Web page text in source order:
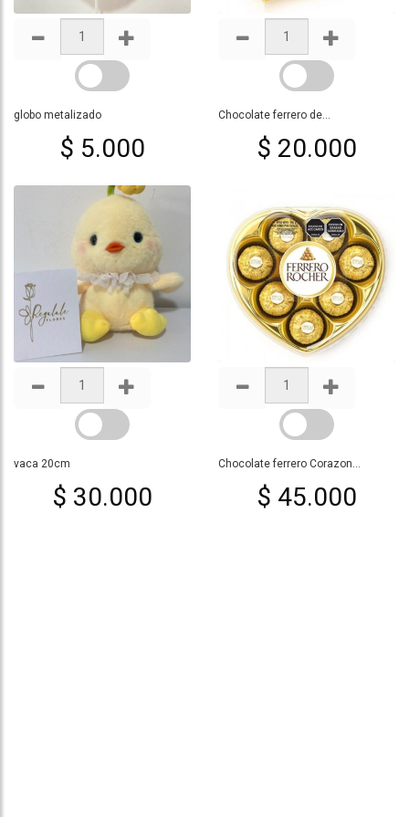
globo metalizado
$ 5.000
Chocolate ferrero de...
$ 20.000
vaca 20cm
$ 30.000
Chocolate ferrero Corazon...
$ 45.000